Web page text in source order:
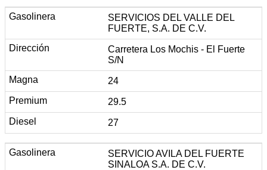
SERVICIOS DEL VALLE DEL
FUERTE, S.A. DE C.V.
Carretera Los Mochis - El Fuerte
S/N
24
29.5
27
SERVICIO AVILA DEL FUERTE
SINALOA S.A. DE C.V.